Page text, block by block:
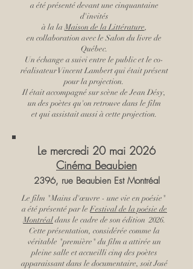
a été présenté devant une cinquantaine
d'invités
à la laMaison de la Littérature,
en collaboration avec le Salon du livre de
Québec.
Un échange a suivi entre le public et le co-
réalisateur Vincent Lambert qui était présent
pour la projection.
Il était accompagné sur scène de Jean Désy,
un des poètes qu'on retrouve dans le film
et qui assistait aussi à cette projection.
Le mercredi 20 mai 2026
Cinéma Beaubien
2396, rue Beaubien Est Montréal
Le film "Mains d'œuvre - une vie en poésie"
a été présenté par leFestival de la poésie de
Montréaldans le cadre de son édition 2026.
Cette présentation, considérée comme la
véritable "première" du film a attirée un
pleine salle et accueilli cinq des poètes
apparaissant dans le documentaire, soit José